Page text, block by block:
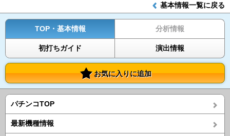
基本情報一覧に戻る
TOP・基本情報 分析情報
初打ちガイド 演出情報
お気に入りに追加
パチンコTOP
最新機種情報